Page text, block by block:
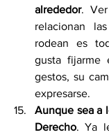
alrededor.
relacionan
rodean es
gusta fijarme
gestos, su
expresarse.
Aunque sea a
Derecho. Ya